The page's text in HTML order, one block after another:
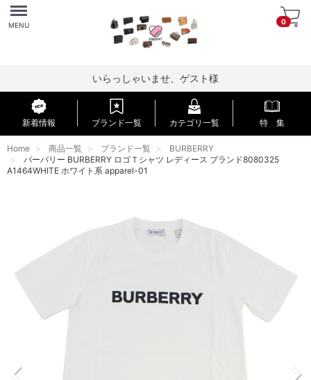
Menu
MENU 0
いらっしゃいませ、ゲスト様
新着情報 ブランド一覧 カテゴリ一覧 特 集
Home 商品一覧 ブランド一覧
BURBERRY
バーバリー BURBERRY ロゴＴシャツ レディース ブランド8080325
A1464WHITE ホワイト系 apparel-01